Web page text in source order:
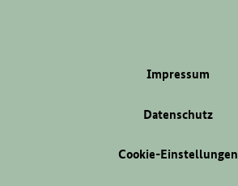
Impressum
Datenschutz
Cookie-Einstellungen